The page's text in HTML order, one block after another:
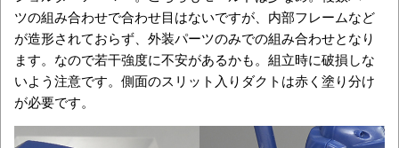
ツの組み合わせで合わせ目はないですが、内部フレームなど
が造形されておらず、外装パーツのみでの組み合わせとなり
ます。なので若干強度に不安があるかも。組立時に破損しな
いよう注意です。側面のスリット入りダクトは赤く塗り分け
が必要です。